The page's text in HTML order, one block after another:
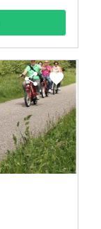
share favorite